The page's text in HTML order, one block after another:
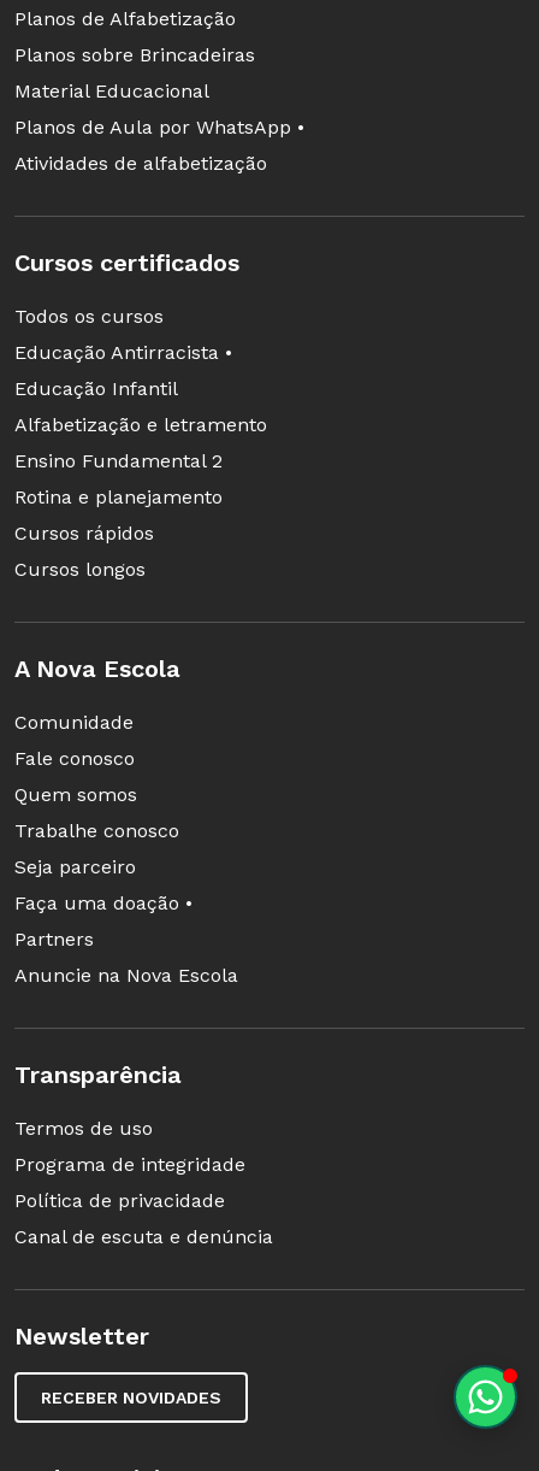
Planos de Alfabetização
Planos sobre Brincadeiras
Material Educacional
Planos de Aula por WhatsApp •
Atividades de alfabetização
Cursos certificados
Todos os cursos
Educação Antirracista •
Educação Infantil
Alfabetização e letramento
Ensino Fundamental 2
Rotina e planejamento
Cursos rápidos
Cursos longos
A Nova Escola
Comunidade
Fale conosco
Quem somos
Trabalhe conosco
Seja parceiro
Faça uma doação •
Partners
Anuncie na Nova Escola
Transparência
Termos de uso
Programa de integridade
Política de privacidade
Canal de escuta e denúncia
Newsletter
RECEBER NOVIDADES